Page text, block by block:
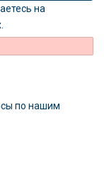
на
по нашим